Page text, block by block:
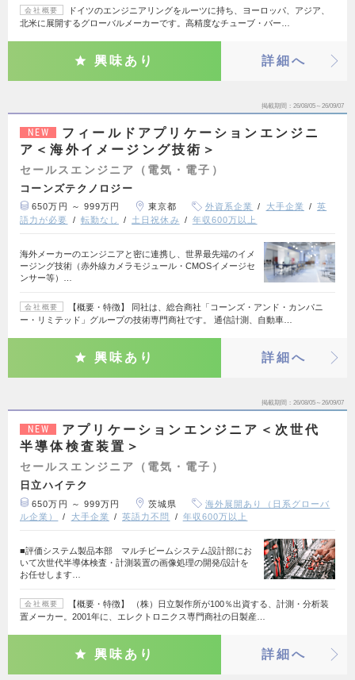
会社概要
ドイツのエンジニアリングをルーツに持ち、ヨーロッパ、アジア、
北米に展開するグローバルメーカーです。高精度なチューブ・バー…
興味あり 詳細へ
掲載期間 26/08/05～26/09/07
NEW
フィールドアプリケーションエンジニ
ア＜海外イメージング技術＞
セールスエンジニア（電気・電子）
コーンズテクノロジー
650万円 ～ 999万円 東京都 外資系企業 大手企業
英
語力が必要
転勤なし 土日祝休み 年収600万以上
海外メーカーのエンジニアと密に連携し、世界最先端のイメ
ージング技術（赤外線カメラモジュール・CMOSイメージセ
ンサー等）…
会社概要
【概要・特徴】 同社は、総合商社「コーンズ・アンド・カンパニ
ー・リミテッド」グループの技術専門商社です。 通信計測、自動車…
興味あり 詳細へ
掲載期間 26/08/05～26/09/07
NEW
アプリケーションエンジニア＜次世代
半導体検査装置＞
セールスエンジニア（電気・電子）
日立ハイテク
650万円 ～ 999万円 茨城県
海外展開あり（日系グローバ
ル企業）
大手企業 英語力不問 年収600万以上
■評価システム製品本部 マルチビームシステム設計部にお
いて次世代半導体検査・計測装置の画像処理の開発/設計を
お任せします…
会社概要
【概要・特徴】 （株）日立製作所が100％出資する、計測・分析装
置メーカー。2001年に、エレクトロニクス専門商社の日製産…
興味あり 詳細へ